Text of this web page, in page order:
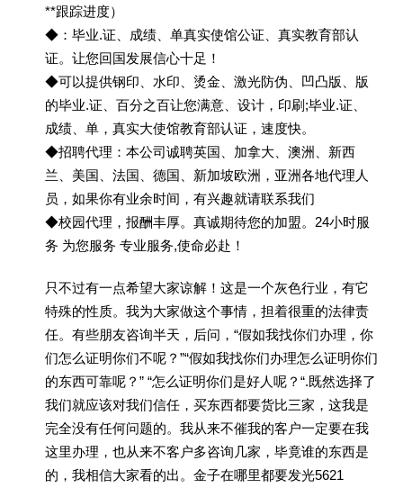
**跟踪进度）
◆：毕业.证、成绩、单真实使馆公证、真实教育部认
证。让您回国发展信心十足！
◆可以提供钢印、水印、烫金、激光防伪、凹凸版、版
的毕业.证、百分之百让您满意、设计，印刷;毕业.证、
成绩、单，真实大使馆教育部认证，速度快。
◆招聘代理：本公司诚聘英国、加拿大、澳洲、新西
兰、美国、法国、德国、新加坡欧洲，亚洲各地代理人
员，如果你有业余时间，有兴趣就请联系我们
◆校园代理，报酬丰厚。真诚期待您的加盟。24小时服
务 为您服务 专业服务,使命必赴！
只不过有一点希望大家谅解！这是一个灰色行业，有它
特殊的性质。我为大家做这个事情，担着很重的法律责
任。有些朋友咨询半天，后问，“假如我找你们办理，你
们怎么证明你们不呢？”“假如我找你们办理怎么证明你们
的东西可靠呢？” “怎么证明你们是好人呢？“.既然选择了
我们就应该对我们信任，买东西都要货比三家，这我是
完全没有任何问题的。我从来不催我的客户一定要在我
这里办理，也从来不客户多咨询几家，毕竟谁的东西是
的，我相信大家看的出。金子在哪里都要发光5621